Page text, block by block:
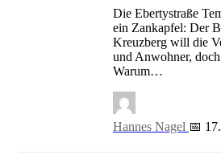
Ebertystraße Tempo 30 Berlin 2026:
Die Ebertystraße
ein Zankapfel: Der
Kreuzberg will die
und Anwohner,
Warum…
Hannes Nagel 📅